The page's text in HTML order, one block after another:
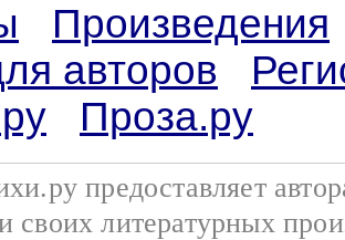
Произведения
авторов
Проза.ру
предоставляет
своих литературных